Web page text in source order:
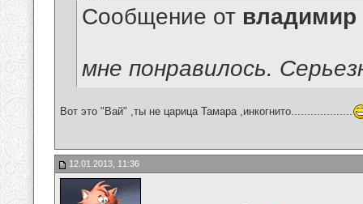
Сообщение от владимир
мне понравилось.
Вот это "Вай" ,ты не царица Тамара ,инкогнито...................
12.01.2013, 11:36